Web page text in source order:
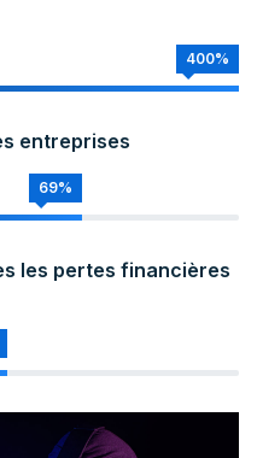
400%
entreprises
69%
les pertes financières